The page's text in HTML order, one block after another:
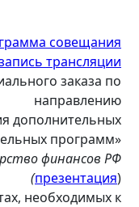
совещания
трансляции
заказа по
направлению
дополнительных
программ»
финансов РФ
(презентация)
необходимых к